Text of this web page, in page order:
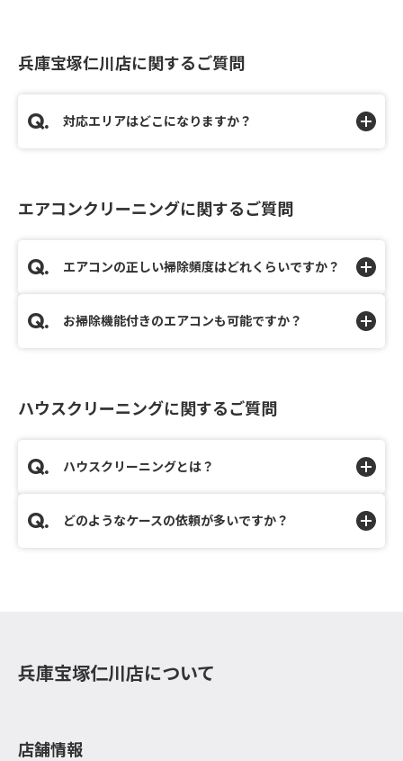
兵庫宝塚仁川店に関するご質問
対応エリアはどこになりますか？
エアコンクリーニングに関するご質問
エアコンの正しい掃除頻度はどれくらいですか？
お掃除機能付きのエアコンも可能ですか？
ハウスクリーニングに関するご質問
ハウスクリーニングとは？
どのようなケースの依頼が多いですか？
兵庫宝塚仁川店について
店舗情報